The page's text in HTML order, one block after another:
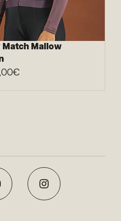
Match Mallow
€